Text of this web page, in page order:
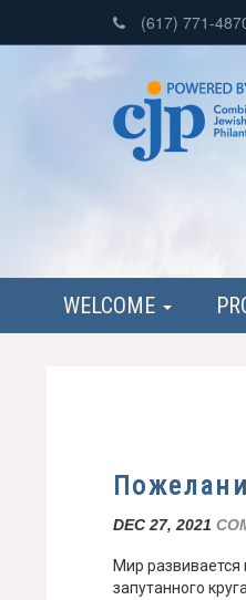
(617) 771-
WELCOME
DEC 27, 2021
Мир развивается
запутанного